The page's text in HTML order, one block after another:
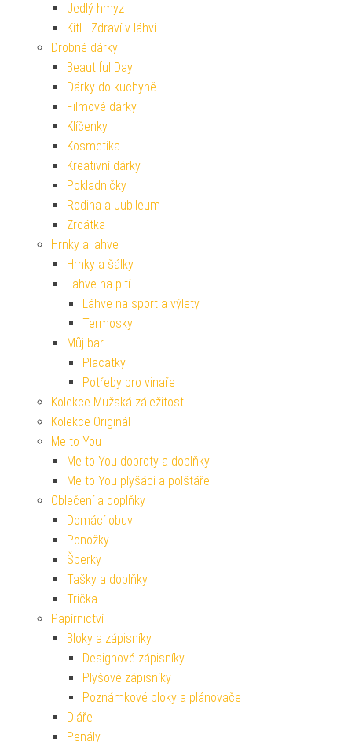
Jedlý hmyz
Kitl - Zdraví v láhvi
Drobné dárky
Beautiful Day
Dárky do kuchyně
Filmové dárky
Klíčenky
Kosmetika
Kreativní dárky
Pokladničky
Rodina a Jubileum
Zrcátka
Hrnky a lahve
Hrnky a šálky
Lahve na pití
Láhve na sport a výlety
Termosky
Můj bar
Placatky
Potřeby pro vinaře
Kolekce Mužská záležitost
Kolekce Originál
Me to You
Me to You dobroty a doplňky
Me to You plyšáci a polštáře
Oblečení a doplňky
Domácí obuv
Ponožky
Šperky
Tašky a doplňky
Trička
Papírnictví
Bloky a zápisníky
Designové zápisníky
Plyšové zápisníky
Poznámkové bloky a plánovače
Diáře
Penály